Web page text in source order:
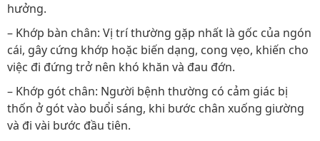
hưởng.
– Khớp bàn chân: Vị trí thường gặp nhất là gốc của ngón
cái, gây cứng khớp hoặc biến dạng, cong vẹo, khiến cho
việc đi đứng trở nên khó khăn và đau đớn.
– Khớp gót chân: Người bệnh thường có cảm giác bị
thốn ở gót vào buổi sáng, khi bước chân xuống giường
và đi vài bước đầu tiên.